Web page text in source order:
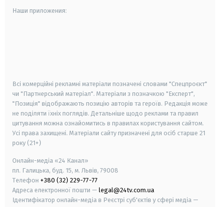
Наши приложения:
Всі комерційні рекламні матеріали позначені словами "Спецпроєкт"
чи "Партнерський матеріал". Матеріали з позначкою "Експерт",
"Позиція" відображають позицію авторів та героїв. Редакція може
не поділяти їхніх поглядів. Детальніше щодо реклами та правил
цитування можна ознайомитись в правилах користування сайтом.
Усі права захищені. Матеріали сайту призначені для осіб старше 21
року (21+)
Онлайн-медіа «24 Канал»
пл. Галицька, буд. 15, м. Львів, 79008
Телефон +380 (32) 229-77-77
Адреса електронної пошти — legal@24tv.com.ua
Ідентифікатор онлайн-медіа в Реєстрі суб'єктів у сфері медіа —